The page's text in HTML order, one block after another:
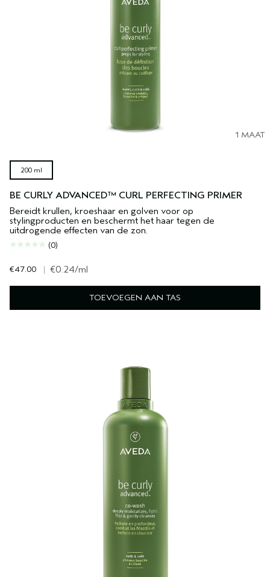
1 MAAT
200 ml
BE CURLY ADVANCED™ CURL PERFECTING PRIMER
Bereidt krullen, kroeshaar en golven voor op
stylingproducten en beschermt het haar tegen de
uitdrogende effecten van de zon.
(0)
€47.00 | €0.24/ml
TOEVOEGEN AAN TAS